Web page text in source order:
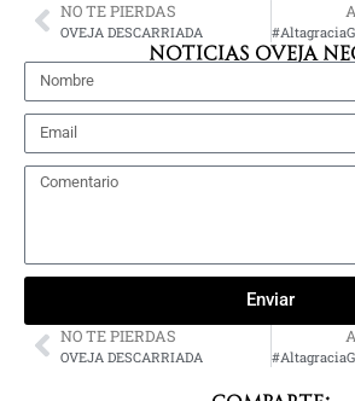
NO TE PIERDAS
OVEJA DESCARRIADA
NOTICIAS OVEJA
Enviar
NO TE PIERDAS
OVEJA DESCARRIADA